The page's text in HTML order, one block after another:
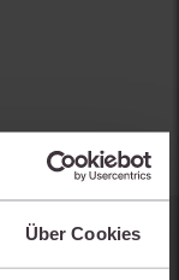
Über Cookies